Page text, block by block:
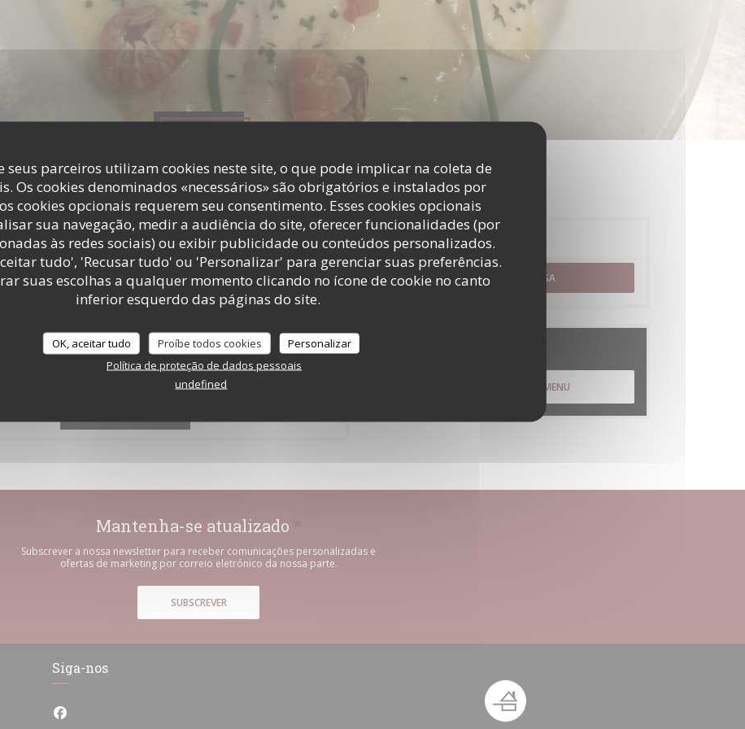
seus parceiros utilizam cookies neste site, o que pode implicar na coleta de
Os cookies denominados «necessários» são obrigatórios e instalados por
cookies opcionais requerem seu consentimento. Esses cookies opcionais
sua navegação, medir a audiência do site, oferecer funcionalidades (por
às redes sociais) ou exibir publicidade ou conteúdos personalizados.
tudo', 'Recusar tudo' ou 'Personalizar' para gerenciar suas preferências.
suas escolhas a qualquer momento clicando no ícone de cookie no canto
inferior esquerdo das páginas do site.
OK, aceitar tudo Proíbe todos cookies
Personalizar
Política de proteção de dados pessoais
undefined
Reserva
RESERVAR UMA MESA
DESCUBRA O NOSSO MENU
Mantenha-se atualizado *
Subscrever a nossa newsletter para receber comunicações personalizadas e
ofertas de marketing por correio eletrónico da nossa parte.
SUBSCREVER
Siga-nos
Facebook ((abre numa nova janela))